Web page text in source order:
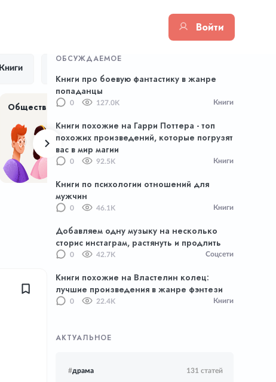
Войти
Книги
Общество Хенд Мейд
ОБСУЖДАЕМОЕ
Книги про боевую фантастику в жанре
попаданцы
0 127.0K Книги
Книги похожие на Гарри Поттера - топ
похожих произведений, которые погрузят
вас в мир магии
0 92.5K Книги
Книги по психологии отношений для
мужчин
0 46.1K Книги
Добавляем одну музыку на несколько
сторис инстаграм, растянуть и продлить
0 42.7K Соцсети
Книги похожие на Властелин колец:
лучшие произведения в жанре фэнтези
0 22.4K Книги
АКТУАЛЬНОЕ
#драма 131 статей